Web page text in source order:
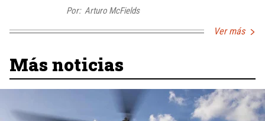
Por: Arturo McFields
Ver más
Más noticias